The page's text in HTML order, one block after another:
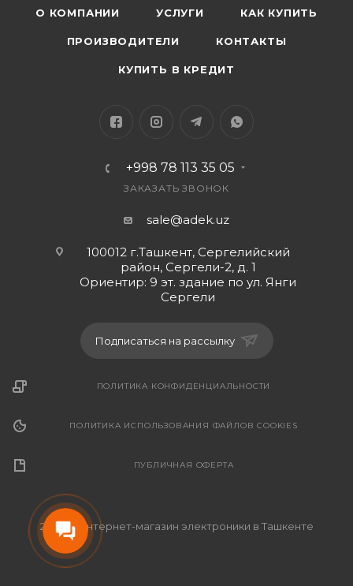
О КОМПАНИИ УСЛУГИ КАК КУПИТЬ
ПРОИЗВОДИТЕЛИ КОНТАКТЫ
КУПИТЬ В КРЕДИТ
+998 78 113 35 05
ЗАКАЗАТЬ ЗВОНОК
sale@adek.uz
100012 г.Ташкент, Сергелийский
район, Сергели-2, д. 1
Ориентир: 9 эт. здание по ул. Янги
Сергели
Подписаться на рассылку
ПОЛИТИКА КОНФИДЕНЦИАЛЬНОСТИ
ПОЛИТИКА ИСПОЛЬЗОВАНИЯ ФАЙЛОВ COOKIES
ПУБЛИЧНАЯ ОФЕРТА
2026 © Интернет-магазин электроники в Ташкенте